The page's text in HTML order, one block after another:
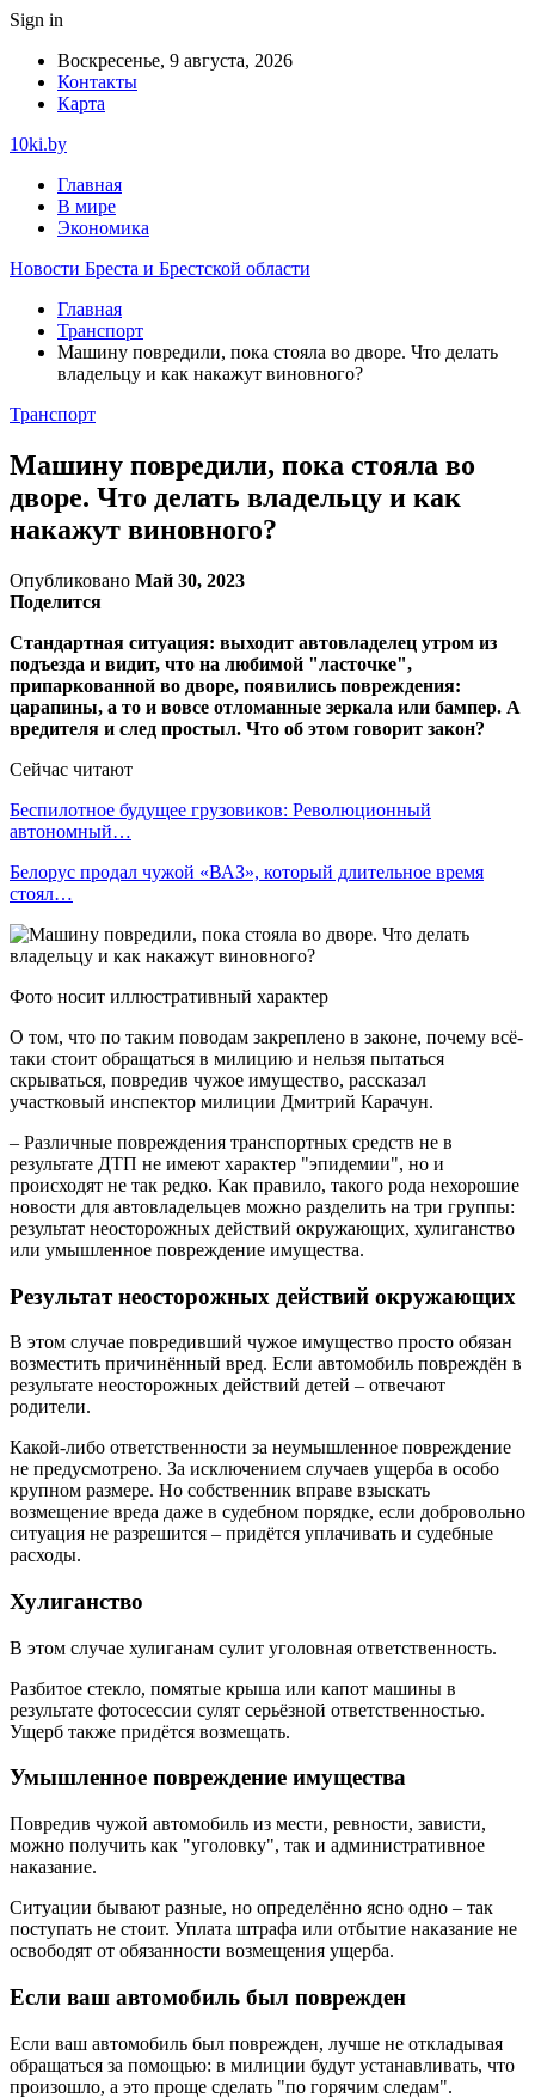
Sign in
Воскресенье, 9 августа, 2026
Контакты
Карта
10ki.by
Главная
В мире
Экономика
Новости Бреста и Брестской области
Главная
Транспорт
Машину повредили, пока стояла во дворе. Что делать
владельцу и как накажут виновного?
Транспорт
Машину повредили, пока стояла во
дворе. Что делать владельцу и как
накажут виновного?
Опубликовано Май 30, 2023
Поделится
Стандартная ситуация: выходит автовладелец утром из
подъезда и видит, что на любимой "ласточке",
припаркованной во дворе, появились повреждения:
царапины, а то и вовсе отломанные зеркала или бампер. А
вредителя и след простыл. Что об этом говорит закон?
Сейчас читают
Беспилотное будущее грузовиков: Революционный
автономный…
Белорус продал чужой «ВАЗ», который длительное время
стоял…
Фото носит иллюстративный характер
О том, что по таким поводам закреплено в законе, почему всё-
таки стоит обращаться в милицию и нельзя пытаться
скрываться, повредив чужое имущество, рассказал
участковый инспектор милиции Дмитрий Карачун.
– Различные повреждения транспортных средств не в
результате ДТП не имеют характер "эпидемии", но и
происходят не так редко. Как правило, такого рода нехорошие
новости для автовладельцев можно разделить на три группы:
результат неосторожных действий окружающих, хулиганство
или умышленное повреждение имущества.
Результат неосторожных действий окружающих
В этом случае повредивший чужое имущество просто обязан
возместить причинённый вред. Если автомобиль повреждён в
результате неосторожных действий детей – отвечают
родители.
Какой-либо ответственности за неумышленное повреждение
не предусмотрено. За исключением случаев ущерба в особо
крупном размере. Но собственник вправе взыскать
возмещение вреда даже в судебном порядке, если добровольно
ситуация не разрешится – придётся уплачивать и судебные
расходы.
Хулиганство
В этом случае хулиганам сулит уголовная ответственность.
Разбитое стекло, помятые крыша или капот машины в
результате фотосессии сулят серьёзной ответственностью.
Ущерб также придётся возмещать.
Умышленное повреждение имущества
Повредив чужой автомобиль из мести, ревности, зависти,
можно получить как "уголовку", так и административное
наказание.
Ситуации бывают разные, но определённо ясно одно – так
поступать не стоит. Уплата штрафа или отбытие наказание не
освободят от обязанности возмещения ущерба.
Если ваш автомобиль был поврежден
Если ваш автомобиль был поврежден, лучше не откладывая
обращаться за помощью: в милиции будут устанавливать, что
произошло, а это проще сделать "по горячим следам".